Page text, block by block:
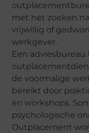
met het zoeken
vrijwillig of
werkgever.
Een
de voormalige
bereikt door
en workshops.
psychologische
Outplacement